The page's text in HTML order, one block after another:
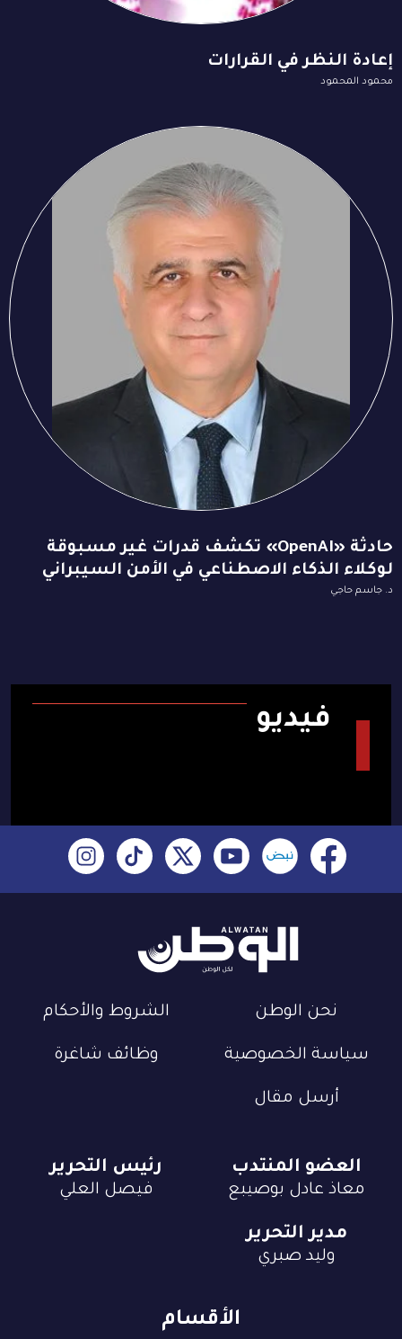
إعادة النظر في القرارات
محمود المحمود
حادثة «OpenAI» تكشف قدرات غير مسبوقة
لوكلاء الذكاء الاصطناعي في الأمن السيبراني
د. جاسم حاجي
فيديو
نحن الوطن الشروط والأحكام
سياسة الخصوصية وظائف شاغرة
أرسل مقال
الأقسام
العضو المنتدب
معاذ عادل بوصيبع
رئيس التحرير
فيصل العلي
مدير التحرير
وليد صبري